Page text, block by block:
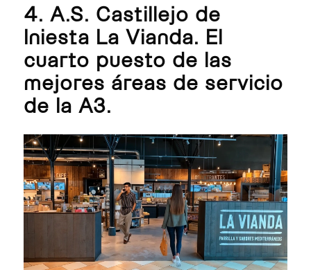
4. A.S. Castillejo de
Iniesta La Vianda. El
cuarto puesto de las
mejores áreas de servicio
de la A3.